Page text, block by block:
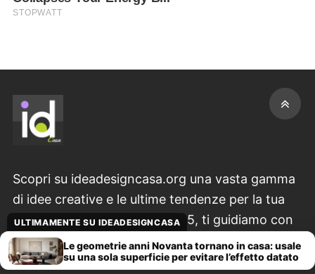
Scopri su ideadesigncasa.org una vasta gamma
di idee creative e le ultime tendenze per la tua
casa & il tuo giardino. Dal 2015, ti guidiamo con
consigli pratici su decorazioni originali, progetti
fai-da-te unici e ispirazioni per ogni stile. La tua
ULTIMAMENTE SU IDEADESIGNCASA
Le geometrie anni Novanta tornano in casa: usale
su una sola superficie per evitare l’effetto datato